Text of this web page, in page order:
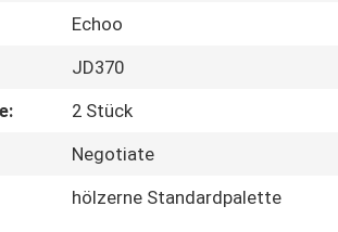
Echoo
JD370
2 Stück
Negotiate
hölzerne Standardpalette